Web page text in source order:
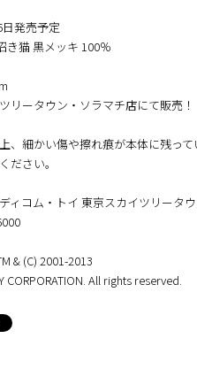
発売予定
き猫 黒メッキ 100％
リータウン・ソラマチ店にて販売！
、細かい傷や擦れ痕が本体に残って
ださい。
ィコム・トイ 東京スカイツリータ
& (C) 2001-2013
CORPORATION. All rights reserved.